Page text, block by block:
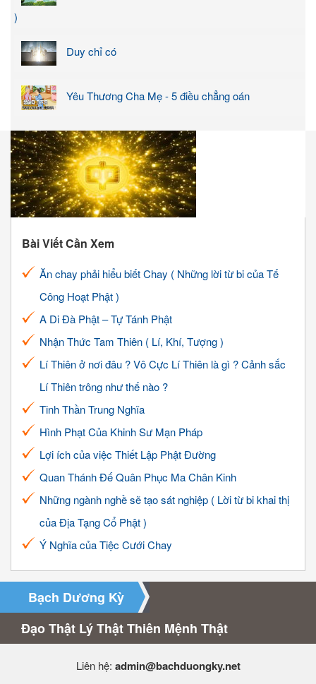
)
Duy chỉ có
Yêu Thương Cha Mẹ - 5 điều chẳng oán
Bài Viết Cần Xem
Ăn chay phải hiểu biết Chay ( Những lời từ bi của Tế
Công Hoạt Phật )
A Di Đà Phật – Tự Tánh Phật
Nhận Thức Tam Thiên ( Lí, Khí, Tượng )
Lí Thiên ở nơi đâu ? Vô Cực Lí Thiên là gì ? Cảnh sắc
Lí Thiên trông như thế nào ?
Tinh Thần Trung Nghĩa
Hình Phạt Của Khinh Sư Mạn Pháp
Lợi ích của việc Thiết Lập Phật Đường
Quan Thánh Đế Quân Phục Ma Chân Kinh
Những ngành nghề sẽ tạo sát nghiệp ( Lời từ bi khai thị
của Địa Tạng Cổ Phật )
Ý Nghĩa của Tiệc Cưới Chay
Bạch Dương Kỳ
Đạo Thật Lý Thật Thiên Mệnh Thật
Liên hệ: admin@bachduongky.net